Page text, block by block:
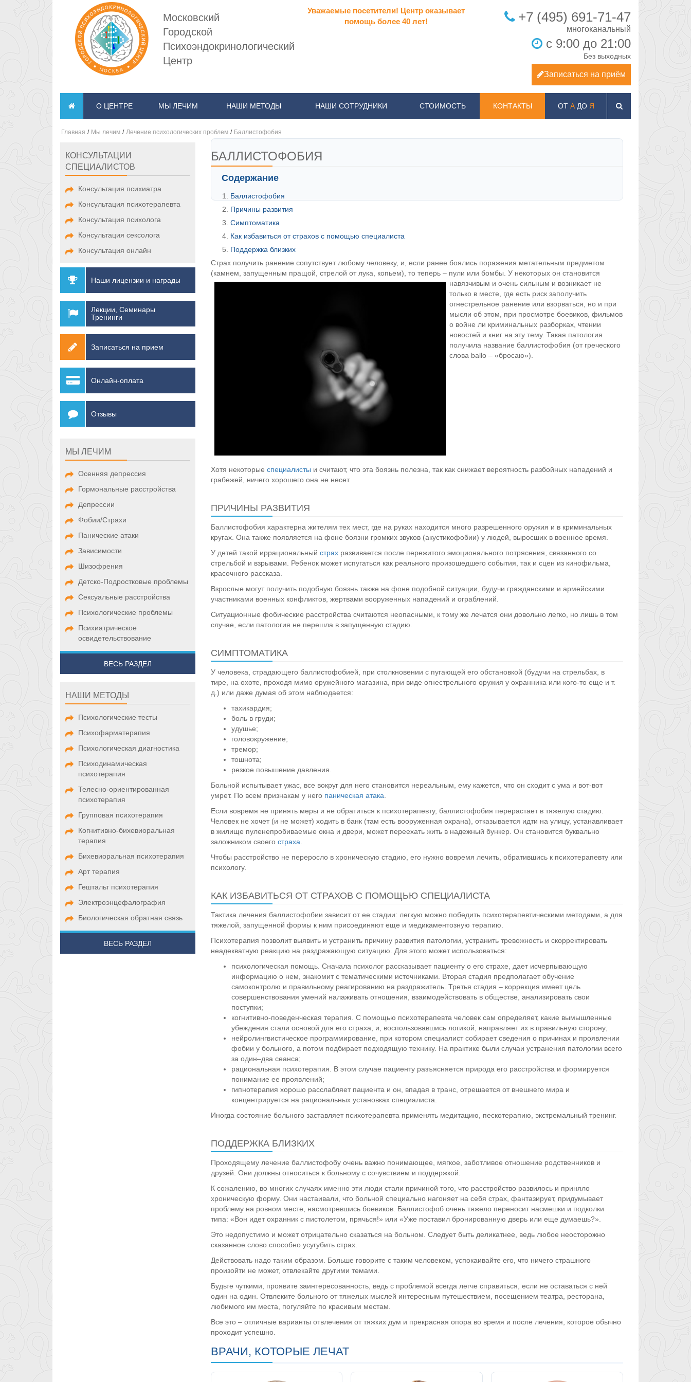
Московский
Городской
Психоэндокринологический
Центр
Уважаемые посетители! Центр оказывает
помощь более 40 лет!
+7 (495) 691-71-47
с 9:00 до 21:00
Без выходных
Записаться на приём
О ЦЕНТРЕ МЫ ЛЕЧИМ НАШИ МЕТОДЫ НАШИ СОТРУДНИКИ СТОИМОСТЬ КОНТАКТЫ ОТ АДО Я
Главная / Мы лечим / Лечение психологических проблем / Баллистофобия
КОНСУЛЬТАЦИИ
СПЕЦИАЛИСТОВ
Консультация психиатра
Консультация психотерапевта
Консультация психолога
Консультация сексолога
Консультация онлайн
Наши лицензии и награды
Лекции, Семинары
Тренинги
Записаться на прием
Онлайн-оплата
Отзывы
МЫ ЛЕЧИМ
Осенняя депрессия
Гормональные расстройства
Депрессии
Фобии/Страхи
Панические атаки
Зависимости
Шизофрения
Детско-Подростковые проблемы
Сексуальные расстройства
Психологические проблемы
Психиатрическое
освидетельствование
ВЕСЬ РАЗДЕЛ
НАШИ МЕТОДЫ
Психологические тесты
Психофарматерапия
Психологическая диагностика
Психодинамическая
психотерапия
Телесно-ориентированная
психотерапия
Групповая психотерапия
Когнитивно-бихевиоральная
терапия
Бихевиоральная психотерапия
Арт терапия
Гештальт психотерапия
Электроэнцефалография
Биологическая обратная связь
ВЕСЬ РАЗДЕЛ
БАЛЛИСТОФОБИЯ
Содержание
Баллистофобия
Причины развития
Симптоматика
Как избавиться от страхов с помощью специалиста
Поддержка близких
Страх получить ранение сопутствует любому человеку, и, если ранее боялись поражения метательным предметом
(камнем, запущенным пращой, стрелой от лука, копьем), то теперь – пули или бомбы. У некоторых он становится
навязчивым и очень сильным и возникает не
только в месте, где есть риск заполучить
огнестрельное ранение или взорваться, но и при
мысли об этом, при просмотре боевиков, фильмов
о войне ли криминальных разборках, чтении
новостей и книг на эту тему. Такая патология
получила название баллистофобия (от греческого
слова ballo – «бросаю»).
Хотя некоторые специалисты и считают, что эта боязнь полезна, так как снижает вероятность разбойных нападений и
грабежей, ничего хорошего она не несет.
ПРИЧИНЫ РАЗВИТИЯ
Баллистофобия характерна жителям тех мест, где на руках находится много разрешенного оружия и в криминальных
кругах. Она также появляется на фоне боязни громких звуков (акустикофобии) у людей, выросших в военное время.
У детей такой иррациональный страхразвивается после пережитого эмоционального потрясения, связанного со
стрельбой и взрывами. Ребенок может испугаться как реального произошедшего события, так и сцен из кинофильма,
красочного рассказа.
Взрослые могут получить подобную боязнь также на фоне подобной ситуации, будучи гражданскими и армейскими
участниками военных конфликтов, жертвами вооруженных нападений и ограблений.
Ситуационные фобические расстройства считаются неопасными, к тому же лечатся они довольно легко, но лишь в том
случае, если патология не перешла в запущенную стадию.
СИМПТОМАТИКА
У человека, страдающего баллистофобией, при столкновении с пугающей его обстановкой (будучи на стрельбах, в
тире, на охоте, проходя мимо оружейного магазина, при виде огнестрельного оружия у охранника или кого-то еще и т.
д.) или даже думая об этом наблюдается:
тахикардия;
боль в груди;
удушье;
головокружение;
тремор;
тошнота;
резкое повышение давления.
Больной испытывает ужас, все вокруг для него становится нереальным, ему кажется, что он сходит с ума и вот-вот
умрет. По всем признакам у него паническая атака
Если вовремя не принять меры и не обратиться к психотерапевту, баллистофобия перерастает в тяжелую стадию.
Человек не хочет (и не может) ходить в банк (там есть вооруженная охрана), отказывается идти на улицу, устанавливает
в жилище пуленепробиваемые окна и двери, может переехать жить в надежный бункер. Он становится буквально
заложником своего страха
Чтобы расстройство не переросло в хроническую стадию, его нужно вовремя лечить, обратившись к психотерапевту или
психологу.
КАК ИЗБАВИТЬСЯ ОТ СТРАХОВ С ПОМОЩЬЮ СПЕЦИАЛИСТА
Тактика лечения баллистофобии зависит от ее стадии: легкую можно победить психотерапевтическими методами, а для
тяжелой, запущенной формы к ним присоединяют еще и медикаментозную терапию.
Психотерапия позволит выявить и устранить причину развития патологии, устранить тревожность и скорректировать
неадекватную реакцию на раздражающую ситуацию. Для этого может использоваться:
психологическая помощь. Сначала психолог рассказывает пациенту о его страхе, дает исчерпывающую
информацию о нем, знакомит с тематическими источниками. Вторая стадия предполагает обучение
самоконтролю и правильному реагированию на раздражитель. Третья стадия – коррекция имеет цель
совершенствования умений налаживать отношения, взаимодействовать в обществе, анализировать свои
поступки;
когнитивно-поведенческая терапия. С помощью психотерапевта человек сам определяет, какие вымышленные
убеждения стали основой для его страха, и, воспользовавшись логикой, направляет их в правильную сторону;
нейролингвистическое программирование, при котором специалист собирает сведения о причинах и проявлении
фобии у больного, а потом подбирает подходящую технику. На практике были случаи устранения патологии всего
за один–два сеанса;
рациональная психотерапия. В этом случае пациенту разъясняется природа его расстройства и формируется
понимание ее проявлений;
гипнотерапия хорошо расслабляет пациента и он, впадая в транс, отрешается от внешнего мира и
концентрируется на рациональных установках специалиста.
Иногда состояние больного заставляет психотерапевта применять медитацию, пескотерапию, экстремальный тренинг.
ПОДДЕРЖКА БЛИЗКИХ
Проходящему лечение баллистофобу очень важно понимающее, мягкое, заботливое отношение родственников и
друзей. Они должны относиться к больному с сочувствием и поддержкой.
К сожалению, во многих случаях именно эти люди стали причиной того, что расстройство развилось и приняло
хроническую форму. Они настаивали, что больной специально нагоняет на себя страх, фантазирует, придумывает
проблему на ровном месте, насмотревшись боевиков. Баллистофоб очень тяжело переносит насмешки и подколки
типа: «Вон идет охранник с пистолетом, прячься!» или «Уже поставил бронированную дверь или еще думаешь?».
Это недопустимо и может отрицательно сказаться на больном. Следует быть деликатнее, ведь любое неосторожно
сказанное слово способно усугубить страх.
Действовать надо таким образом. Больше говорите с таким человеком, успокаивайте его, что ничего страшного
произойти не может, отвлекайте другими темами.
Будьте чуткими, проявите заинтересованность, ведь с проблемой всегда легче справиться, если не оставаться с ней
один на один. Отвлеките больного от тяжелых мыслей интересным путешествием, посещением театра, ресторана,
любимого им места, погуляйте по красивым местам.
Все это – отличные варианты отвлечения от тяжких дум и прекрасная опора во время и после лечения, которое обычно
проходит успешно.
ВРАЧИ, КОТОРЫЕ ЛЕЧАТ